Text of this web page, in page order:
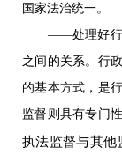
国家法治统一。
——处理好行政
之间的关系。行
的基本方式，是
监督则具有专门
执法监督与其他